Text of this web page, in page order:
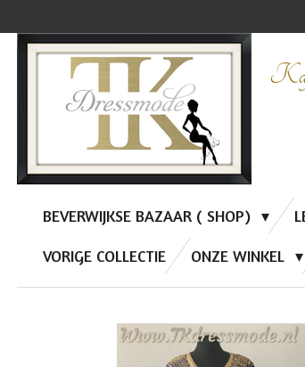
BEVERWIJKSE BAZAAR ( SHOP)
VORIGE COLLECTIE ONZE WINKEL